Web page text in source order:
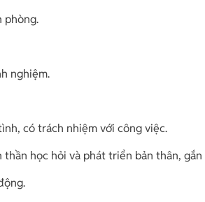
phòng.
nghiệm.
có trách nhiệm với công việc.
học hỏi và phát triển bản thân,